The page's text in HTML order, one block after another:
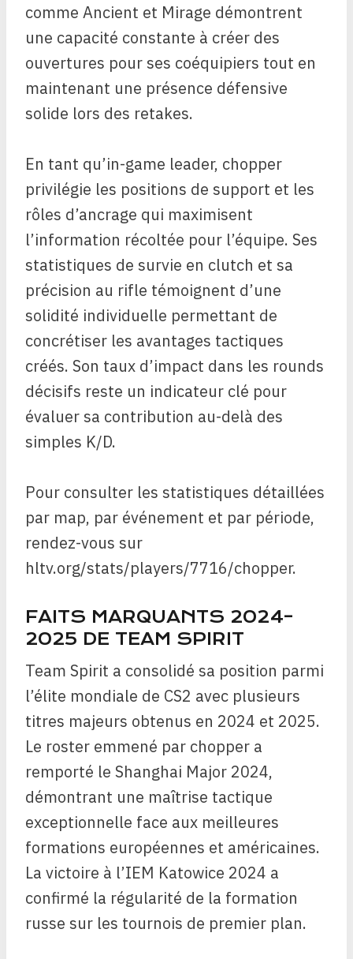
comme Ancient et Mirage démontrent
une capacité constante à créer des
ouvertures pour ses coéquipiers tout en
maintenant une présence défensive
solide lors des retakes.
En tant qu’in-game leader, chopper
privilégie les positions de support et les
rôles d’ancrage qui maximisent
l’information récoltée pour l’équipe. Ses
statistiques de survie en clutch et sa
précision au rifle témoignent d’une
solidité individuelle permettant de
concrétiser les avantages tactiques
créés. Son taux d’impact dans les rounds
décisifs reste un indicateur clé pour
évaluer sa contribution au-delà des
simples K/D.
Pour consulter les statistiques détaillées
par map, par événement et par période,
rendez-vous sur
hltv.org/stats/players/7716/chopper.
FAITS MARQUANTS 2024–
2025 DE TEAM SPIRIT
Team Spirit a consolidé sa position parmi
l’élite mondiale de CS2 avec plusieurs
titres majeurs obtenus en 2024 et 2025.
Le roster emmené par chopper a
remporté le Shanghai Major 2024,
démontrant une maîtrise tactique
exceptionnelle face aux meilleures
formations européennes et américaines.
La victoire à l’IEM Katowice 2024 a
confirmé la régularité de la formation
russe sur les tournois de premier plan.